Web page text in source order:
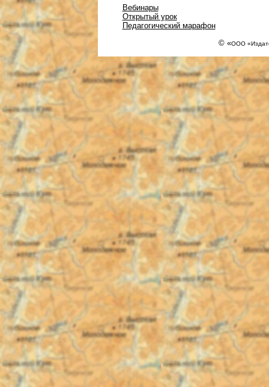
Вебинары
Открытый урок
Педагогический марафон
© «ООО